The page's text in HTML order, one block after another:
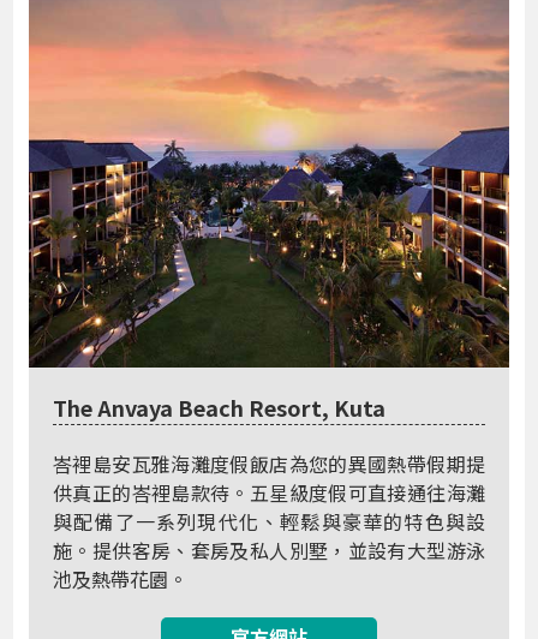
The Anvaya Beach Resort, Kuta
峇裡島安瓦雅海灘度假飯店為您的異國熱帶假期提
供真正的峇裡島款待。五星級度假可直接通往海灘
與配備了一系列現代化、輕鬆與豪華的特色與設
施。提供客房、套房及私人別墅，並設有大型游泳
池及熱帶花園。